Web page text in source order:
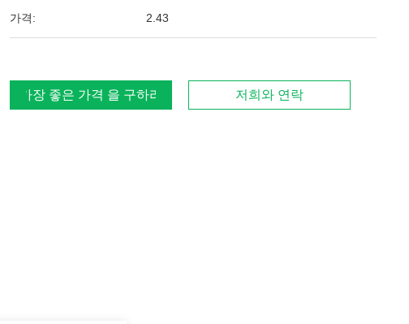
가격: 2.43
가장 좋은 가격 을 구하라 저희와 연락